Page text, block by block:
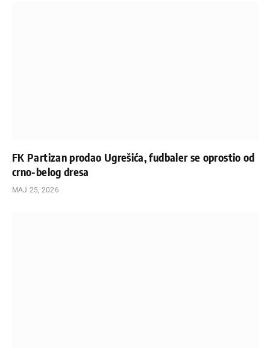
FK Partizan prodao Ugrešića, fudbaler se oprostio od
crno-belog dresa
МАЈ 25, 2026